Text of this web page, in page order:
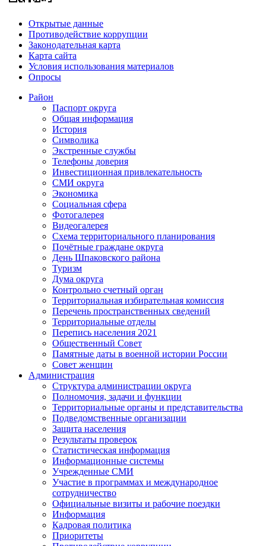
Открытые данные
Противодействие коррупции
Законодательная карта
Карта сайта
Условия использования материалов
Опросы
Район
Паспорт округа
Общая информация
История
Символика
Экстренные службы
Телефоны доверия
Инвестиционная привлекательность
СМИ округа
Экономика
Социальная сфера
Фотогалерея
Видеогалерея
Схема территориального планирования
Почётные граждане округа
День Шпаковского района
Туризм
Дума округа
Контрольно счетный орган
Территориальная избирательная комиссия
Перечень пространственных сведений
Территориальные отделы
Перепись населения 2021
Общественный Совет
Памятные даты в военной истории России
Совет женщин
Администрация
Структура администрации округа
Полномочия, задачи и функции
Территориальные органы и представительства
Подведомственные организации
Защита населения
Результаты проверок
Статистическая информация
Информационные системы
Учрежденные СМИ
Участие в программах и международное
сотрудничество
Официальные визиты и рабочие поездки
Информация
Кадровая политика
Приоритеты